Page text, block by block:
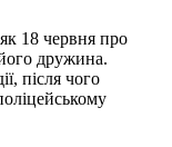
18 червня про
дружина.
після чого